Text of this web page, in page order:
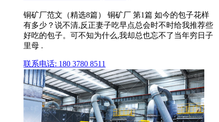
铜矿厂范文（精选8篇） 铜矿厂 第1篇 如今的包子花样
有多少？说不清,反正妻子吃早点总会时不时给我推荐些
好吃的包子。可不知为什么,我却总也忘不了当年穷日子
里母 .
联系电话: 180 3780 8511